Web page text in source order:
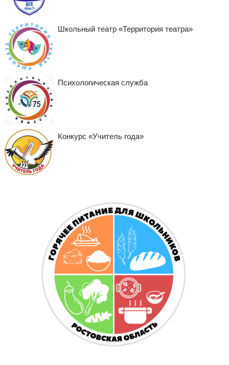
Школьный театр «Территория театра»
Психологическая служба
Конкурс «Учитель года»